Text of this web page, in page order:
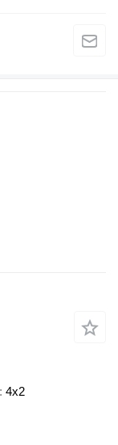
4x2